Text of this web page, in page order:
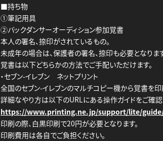
■持ち物
①筆記用具
②バックダンサーオーディション参加覚書
本人の署名、捺印がされているもの。
未成年の場合は、保護者の署名、捺印も必要となります
覚書は以下どちらかの方法でご手配いただけます。
・セブン-イレブン ネットプリント
全国のセブン-イレブンのマルチコピー機から覚書を印
詳細なやり方は以下のURLにある操作ガイドをご確認
https://www.printing.ne.jp/support/lite/
印刷の際、白黒印刷で20円が必要となります。
印刷費用は各自でご負担ください。